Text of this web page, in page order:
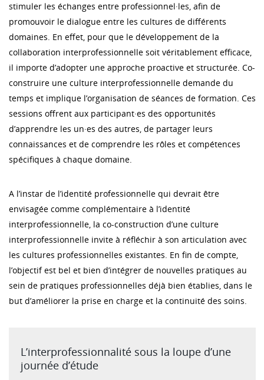
stimuler les échanges entre professionnel·les, afin de
promouvoir le dialogue entre les cultures de différents
domaines. En effet, pour que le développement de la
collaboration interprofessionnelle soit véritablement efficace,
il importe d’adopter une approche proactive et structurée. Co-
construire une culture interprofessionnelle demande du
temps et implique l’organisation de séances de formation. Ces
sessions offrent aux participant·es des opportunités
d’apprendre les un·es des autres, de partager leurs
connaissances et de comprendre les rôles et compétences
spécifiques à chaque domaine.
A l’instar de l’identité professionnelle qui devrait être
envisagée comme complémentaire à l’identité
interprofessionnelle, la co-construction d’une culture
interprofessionnelle invite à réfléchir à son articulation avec
les cultures professionnelles existantes. En fin de compte,
l’objectif est bel et bien d’intégrer de nouvelles pratiques au
sein de pratiques professionnelles déjà bien établies, dans le
but d’améliorer la prise en charge et la continuité des soins.
L’interprofessionnalité sous la loupe d’une
journée d’étude